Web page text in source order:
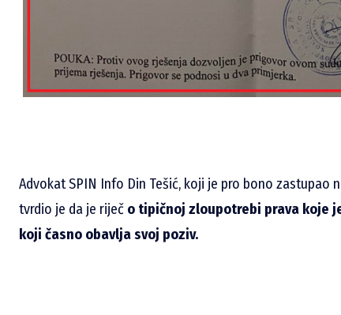
Advokat SPIN Info Din Tešić, koji je pro bono zastupao
tvrdio je da je riječ o tipičnoj zloupotrebi prava koje
koji časno obavlja svoj poziv.